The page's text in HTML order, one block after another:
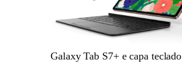
Galaxy Tab S7+ e capa teclado